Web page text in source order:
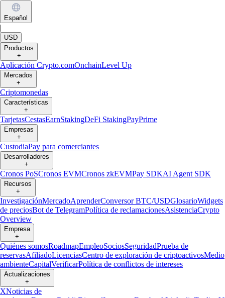
Español
|
USD
Productos
+
Aplicación Crypto.comOnchainLevel Up
Mercados
+
Criptomonedas
Características
+
TarjetasCestasEarnStakingDeFi StakingPayPrime
Empresas
+
CustodiaPay para comerciantes
Desarrolladores
+
Cronos PoSCronos EVMCronos zkEVMPay SDKAI Agent SDK
Recursos
+
InvestigaciónMercadoAprenderConversor BTC/USDGlosarioWidgets
de preciosBot de TelegramPolítica de reclamacionesAsistenciaCrypto
Overview
Empresa
+
Quiénes somosRoadmapEmpleoSociosSeguridadPrueba de
reservasAfiliadoLicenciasCentro de exploración de criptoactivosMedio
ambienteCapitalVerificarPolítica de conflictos de intereses
Actualizaciones
+
XNoticias de